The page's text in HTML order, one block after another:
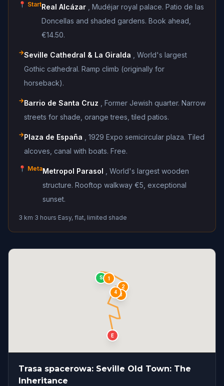
📍 StartReal Alcázar
Mudéjar royal palace. Patio de las
Doncellas and shaded gardens. Book ahead,
€14.50.
→Seville Cathedral & La Giralda
World's largest
Gothic cathedral. Ramp climb (originally for
horseback).
→Barrio de Santa Cruz
Former Jewish quarter. Narrow
streets for shade, orange trees, tiled patios.
→Plaza de España
1929 Expo semicircular plaza. Tiled
alcoves, canal with boats. Free.
📍 MetaMetropol Parasol
World's largest wooden
structure. Rooftop walkway €5, exceptional
sunset.
3 km·3 hours·Easy, flat, limited shade
S
1
2
3
4
E
Trasa spacerowa: Seville Old Town: The
Inheritance